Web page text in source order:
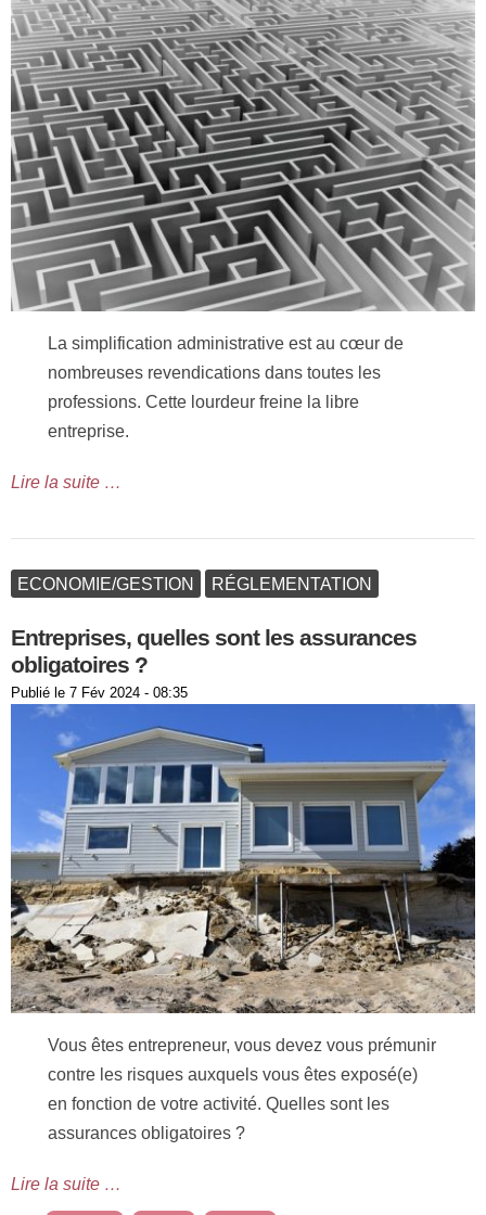
La simplification administrative est au cœur de
nombreuses revendications dans toutes les
professions. Cette lourdeur freine la libre
entreprise.
Lire la suite …
ECONOMIE/GESTION RÉGLEMENTATION
Entreprises, quelles sont les assurances
obligatoires ?
Publié le 7 Fév 2024 - 08:35
Vous êtes entrepreneur, vous devez vous prémunir
contre les risques auxquels vous êtes exposé(e)
en fonction de votre activité. Quelles sont les
assurances obligatoires ?
Lire la suite …